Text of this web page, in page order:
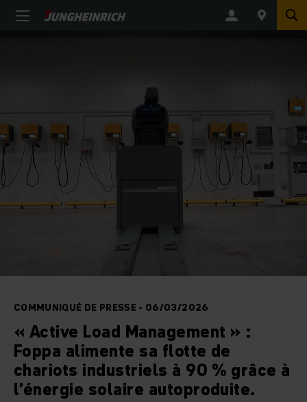
COMMUNIQUÉ DE PRESSE - 06/03/2026
« Active Load Management » :
Foppa alimente sa flotte de
chariots industriels à 90 % grâce à
l’énergie solaire autoproduite.